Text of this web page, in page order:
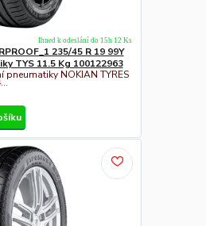
235/45 R 19 99Y
TYS 11.5 Kg 100122963
NOKIAN TYRES
Ihned k odeslání do 15h 12 Ks